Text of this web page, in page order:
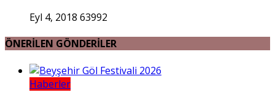
Eyl 4, 2018 63992
ÖNERİLEN GÖNDERİLER
Haberler